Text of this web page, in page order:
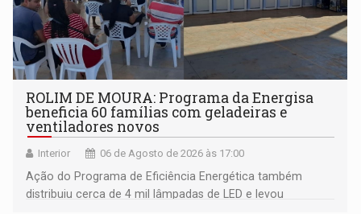
ROLIM DE MOURA: Programa da Energisa
beneficia 60 famílias com geladeiras e
ventiladores novos
Interior 06 de Agosto de 2026 às 17:00
Ação do Programa de Eficiência Energética também
distribuiu cerca de 4 mil lâmpadas de LED e levou